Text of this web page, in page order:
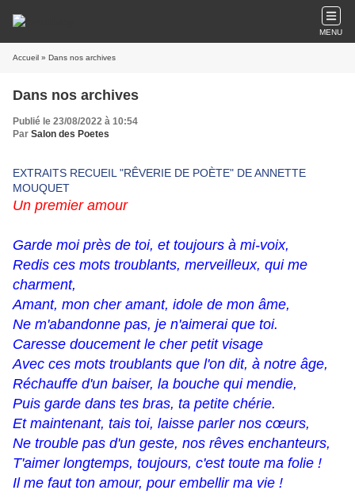
MENU
Accueil » Dans nos archives
Dans nos archives
Publié le 23/08/2022 à 10:54
Par Salon des Poetes
EXTRAITS RECUEIL "RÊVERIE DE POÈTE" DE ANNETTE
MOUQUET
Un premier amour
Garde moi près de toi, et toujours à mi-voix,
Redis ces mots troublants, merveilleux, qui me
charment,
Amant, mon cher amant, idole de mon âme,
Ne m'abandonne pas, je n'aimerai que toi.
Caresse doucement le cher petit visage
Avec ces mots troublants que l'on dit, à notre âge,
Réchauffe d'un baiser, la bouche qui mendie,
Puis garde dans tes bras, ta petite chérie.
Et maintenant, tais toi, laisse parler nos cœurs,
Ne trouble pas d'un geste, nos rêves enchanteurs,
T'aimer longtemps, toujours, c'est toute ma folie !
Il me faut ton amour, pour embellir ma vie !